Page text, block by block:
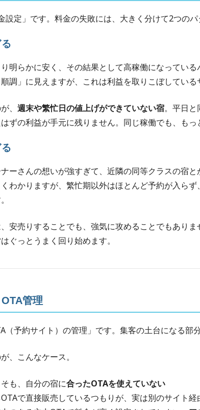
設定」です。料金の失敗には、大きく分けて2つのパ
明らかに安く、その結果として高稼働になってい
調」に見えますが、これは利益を取りこぼしている
、 週末や繁忙日の値上げができていない宿。平日と
ずの利益が手元に残りません。同じ稼働でも、もっ
ーさんの想いが強すぎて、近隣の同等クラスの宿と
わかりますが、繁忙期以外はほとんど予約が入ら
安売りすることでも、強気に攻めることでもありま
ぐっとうまく回り始めます。
管理
（予約サイト）の管理」です。集客の土台になる部
、こんなケース。
も、自分の宿に合ったOTAを使えていない
で直接販売しているつもりが、実は別のサイト経